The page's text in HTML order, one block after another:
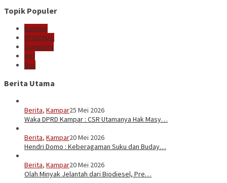
Topik Populer
Kampar
REGIONAL
Sumatera
Hot
Bus
Berita Utama
Berita, Kampar25 Mei 2026
Waka DPRD Kampar : CSR Utamanya Hak Masy…
Berita, Kampar20 Mei 2026
Hendri Domo : Keberagaman Suku dan Buday…
Berita, Kampar20 Mei 2026
Olah Minyak Jelantah dari Biodiesel, Pre…